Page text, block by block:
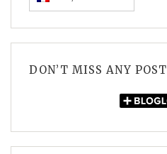
DON’T MISS ANY POST